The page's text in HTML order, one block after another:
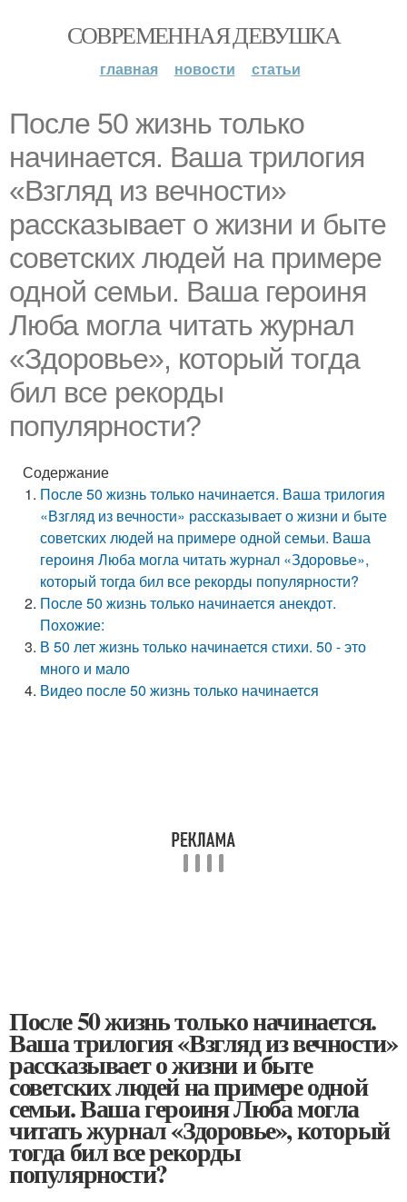
СОВРЕМЕННАЯ ДЕВУШКА
главная новости статьи
После 50 жизнь только
начинается. Ваша трилогия
«Взгляд из вечности»
рассказывает о жизни и быте
советских людей на примере
одной семьи. Ваша героиня
Люба могла читать журнал
«Здоровье», который тогда
бил все рекорды
популярности?
Содержание
После 50 жизнь только начинается. Ваша трилогия
«Взгляд из вечности» рассказывает о жизни и быте
советских людей на примере одной семьи. Ваша
героиня Люба могла читать журнал «Здоровье»,
который тогда бил все рекорды популярности?
После 50 жизнь только начинается анекдот.
Похожие:
В 50 лет жизнь только начинается стихи. 50 - это
много и мало
Видео после 50 жизнь только начинается
После 50 жизнь только начинается.
Ваша трилогия «Взгляд из вечности»
рассказывает о жизни и быте
советских людей на примере одной
семьи. Ваша героиня Люба могла
читать журнал «Здоровье», который
тогда бил все рекорды
популярности?